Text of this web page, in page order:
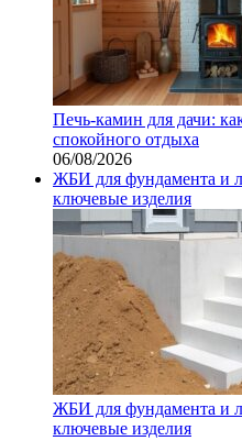
Печь-камин для дачи:
спокойного отдыха
06/08/2026
ЖБИ для фундамента и
ключевые изделия
ЖБИ для фундамента и
ключевые изделия